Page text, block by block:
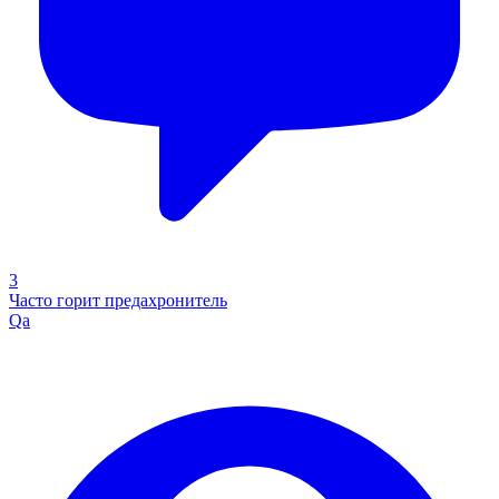
3
Часто горит предахронитель
Qa